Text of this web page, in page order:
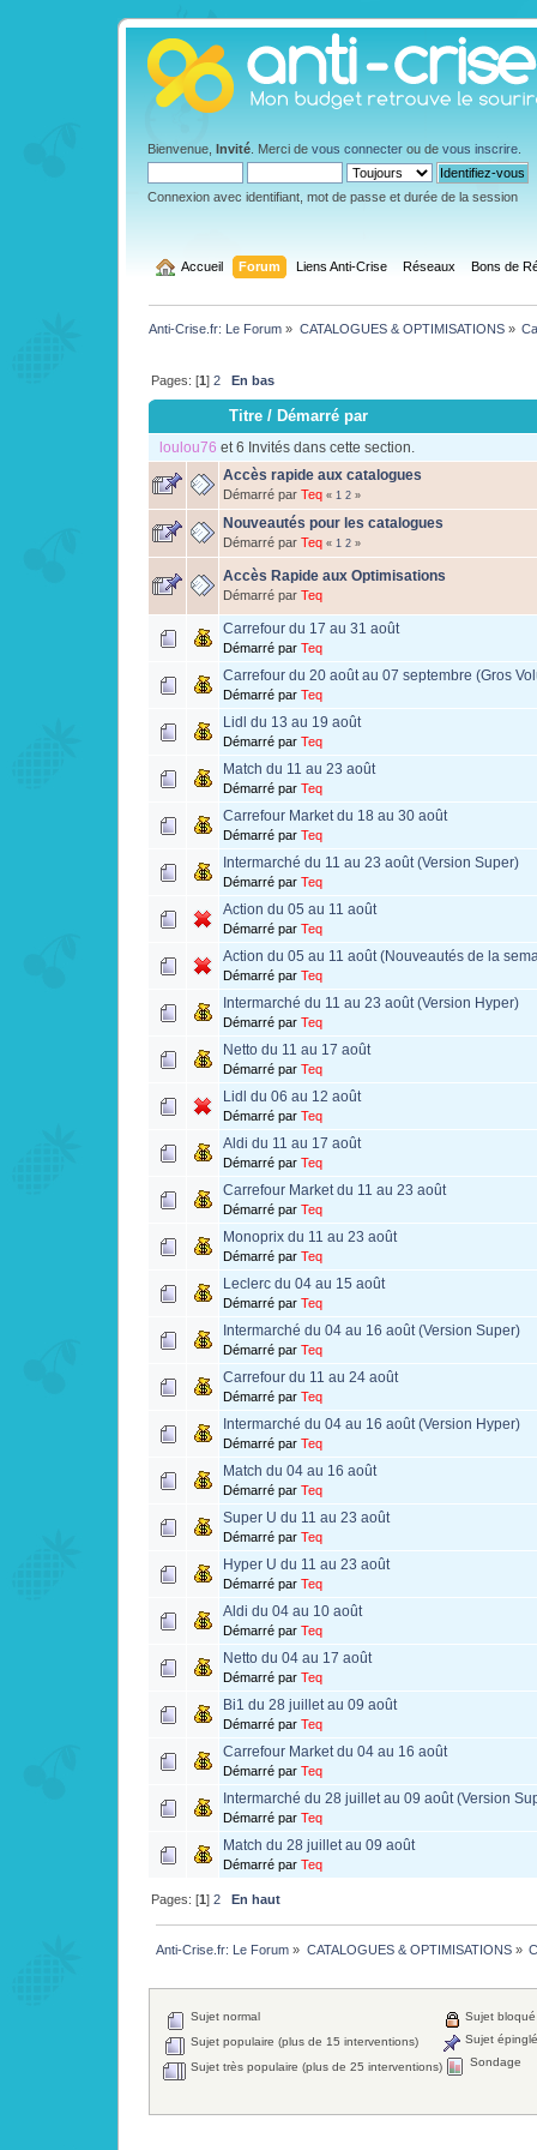
Bienvenue, Invité . Merci de vous connecter ou de vous inscrire
Connexion avec identifiant, mot de passe et durée de la session
Accueil Forum Liens Anti-Crise Réseaux Bons de
Anti-Crise.fr: Le Forum » CATALOGUES & OPTIMISATIONS»
Pages: [1]2 En bas
Titre /Démarré par
loulou76 et 6 Invités dans cette section.
Accès rapide aux catalogues
Démarré par Teq « 1 2 »
Nouveautés pour les catalogues
Démarré par Teq « 1 2 »
Accès Rapide aux Optimisations
Démarré par Teq
Carrefour du 17 au 31 août
Démarré par Teq
Carrefour du 20 août au 07 septembre (Gros
Démarré par Teq
Lidl du 13 au 19 août
Démarré par Teq
Match du 11 au 23 août
Démarré par Teq
Carrefour Market du 18 au 30 août
Démarré par Teq
Intermarché du 11 au 23 août (Version Super)
Démarré par Teq
Action du 05 au 11 août
Démarré par Teq
Action du 05 au 11 août (Nouveautés de la
Démarré par Teq
Intermarché du 11 au 23 août (Version Hyper)
Démarré par Teq
Netto du 11 au 17 août
Démarré par Teq
Lidl du 06 au 12 août
Démarré par Teq
Aldi du 11 au 17 août
Démarré par Teq
Carrefour Market du 11 au 23 août
Démarré par Teq
Monoprix du 11 au 23 août
Démarré par Teq
Leclerc du 04 au 15 août
Démarré par Teq
Intermarché du 04 au 16 août (Version Super)
Démarré par Teq
Carrefour du 11 au 24 août
Démarré par Teq
Intermarché du 04 au 16 août (Version Hyper)
Démarré par Teq
Match du 04 au 16 août
Démarré par Teq
Super U du 11 au 23 août
Démarré par Teq
Hyper U du 11 au 23 août
Démarré par Teq
Aldi du 04 au 10 août
Démarré par Teq
Netto du 04 au 17 août
Démarré par Teq
Bi1 du 28 juillet au 09 août
Démarré par Teq
Carrefour Market du 04 au 16 août
Démarré par Teq
Intermarché du 28 juillet au 09 août (Version
Démarré par Teq
Match du 28 juillet au 09 août
Démarré par Teq
Pages: [1]2 En haut
Anti-Crise.fr: Le Forum » CATALOGUES & OPTIMISATIONS»
Sujet normal
Sujet populaire (plus de 15 interventions)
Sujet très populaire (plus de 25 interventions)
Sujet bloqué
Sujet
Sondage